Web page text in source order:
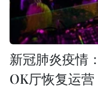
新冠肺炎疫情
OK厅恢复运营